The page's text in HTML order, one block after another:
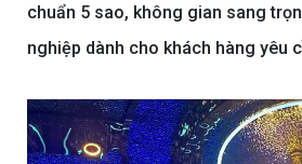
chuẩn 5 sao, không gian sang
nghiệp dành cho khách hàng yêu